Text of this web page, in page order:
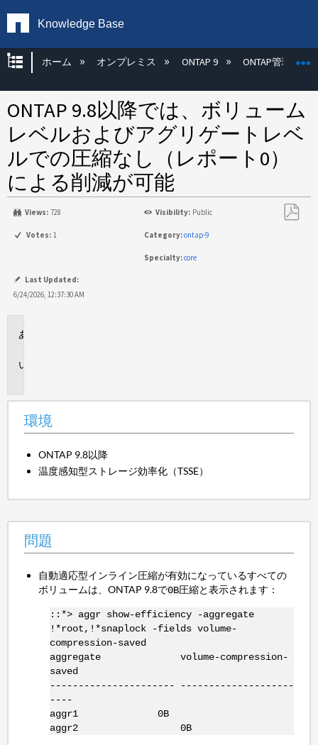
Knowledge Base
グローバル階層を展開/折りたたむ
ホーム オンプレミス ONTAP 9 ONTAP管理
ONTAP 9.8以降では、ボリューム
レベルおよびアグリゲートレベ
ルでの圧縮なし（レポート0）
による削減が可能
Views: 728 Visibility: Public
Votes: 1 Category:ontap-9
Specialty:core
Last Updated:
6/24/2026, 12:37:30 AM
環境
ONTAP 9.8以降
温度感知型ストレージ効率化（TSSE）
問題
自動適応型インライン圧縮が有効になっているすべての
ボリュームは、ONTAP 9.8で0B圧縮と表示されます：
::*> aggr show-efficiency -aggregate
!*root,!*snaplock -fields volume-
compression-saved
aggregate volume-compression-
saved
---------------------- --------------------
----
aggr1 0B
aggr2 0B